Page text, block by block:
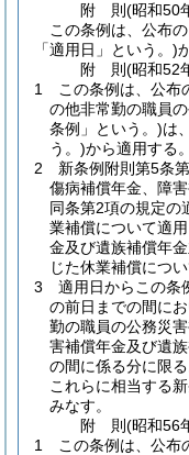
附 則(昭和50
この条例は、公布
「適用日」という。)
附 則(昭和52
1
この条例は、公布
の他非常勤の職員
条例」という。)は
う。)から適用する。
2
新条例附則第5条
傷病補償年金、障
同条第2項の規定の
業補償について適
金及び遺族補償年
じた休業補償につ
3
適用日からこの条
の前日までの間に
勤の職員の公務災
害補償年金及び遺
の間に係る分に限
これらに相当する
みなす。
附 則(昭和56
1
この条例は、公布